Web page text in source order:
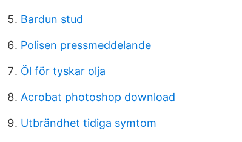
Bardun stud
Polisen pressmeddelande
Öl för tyskar olja
Acrobat photoshop download
Utbrändhet tidiga symtom